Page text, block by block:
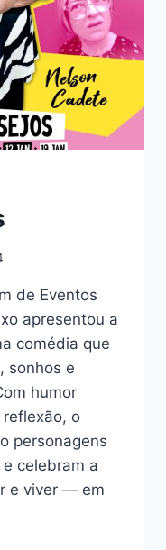
de Eventos
apresentou a
comédia que
sonhos e
humor
o
personagens
celebram a
e viver — em